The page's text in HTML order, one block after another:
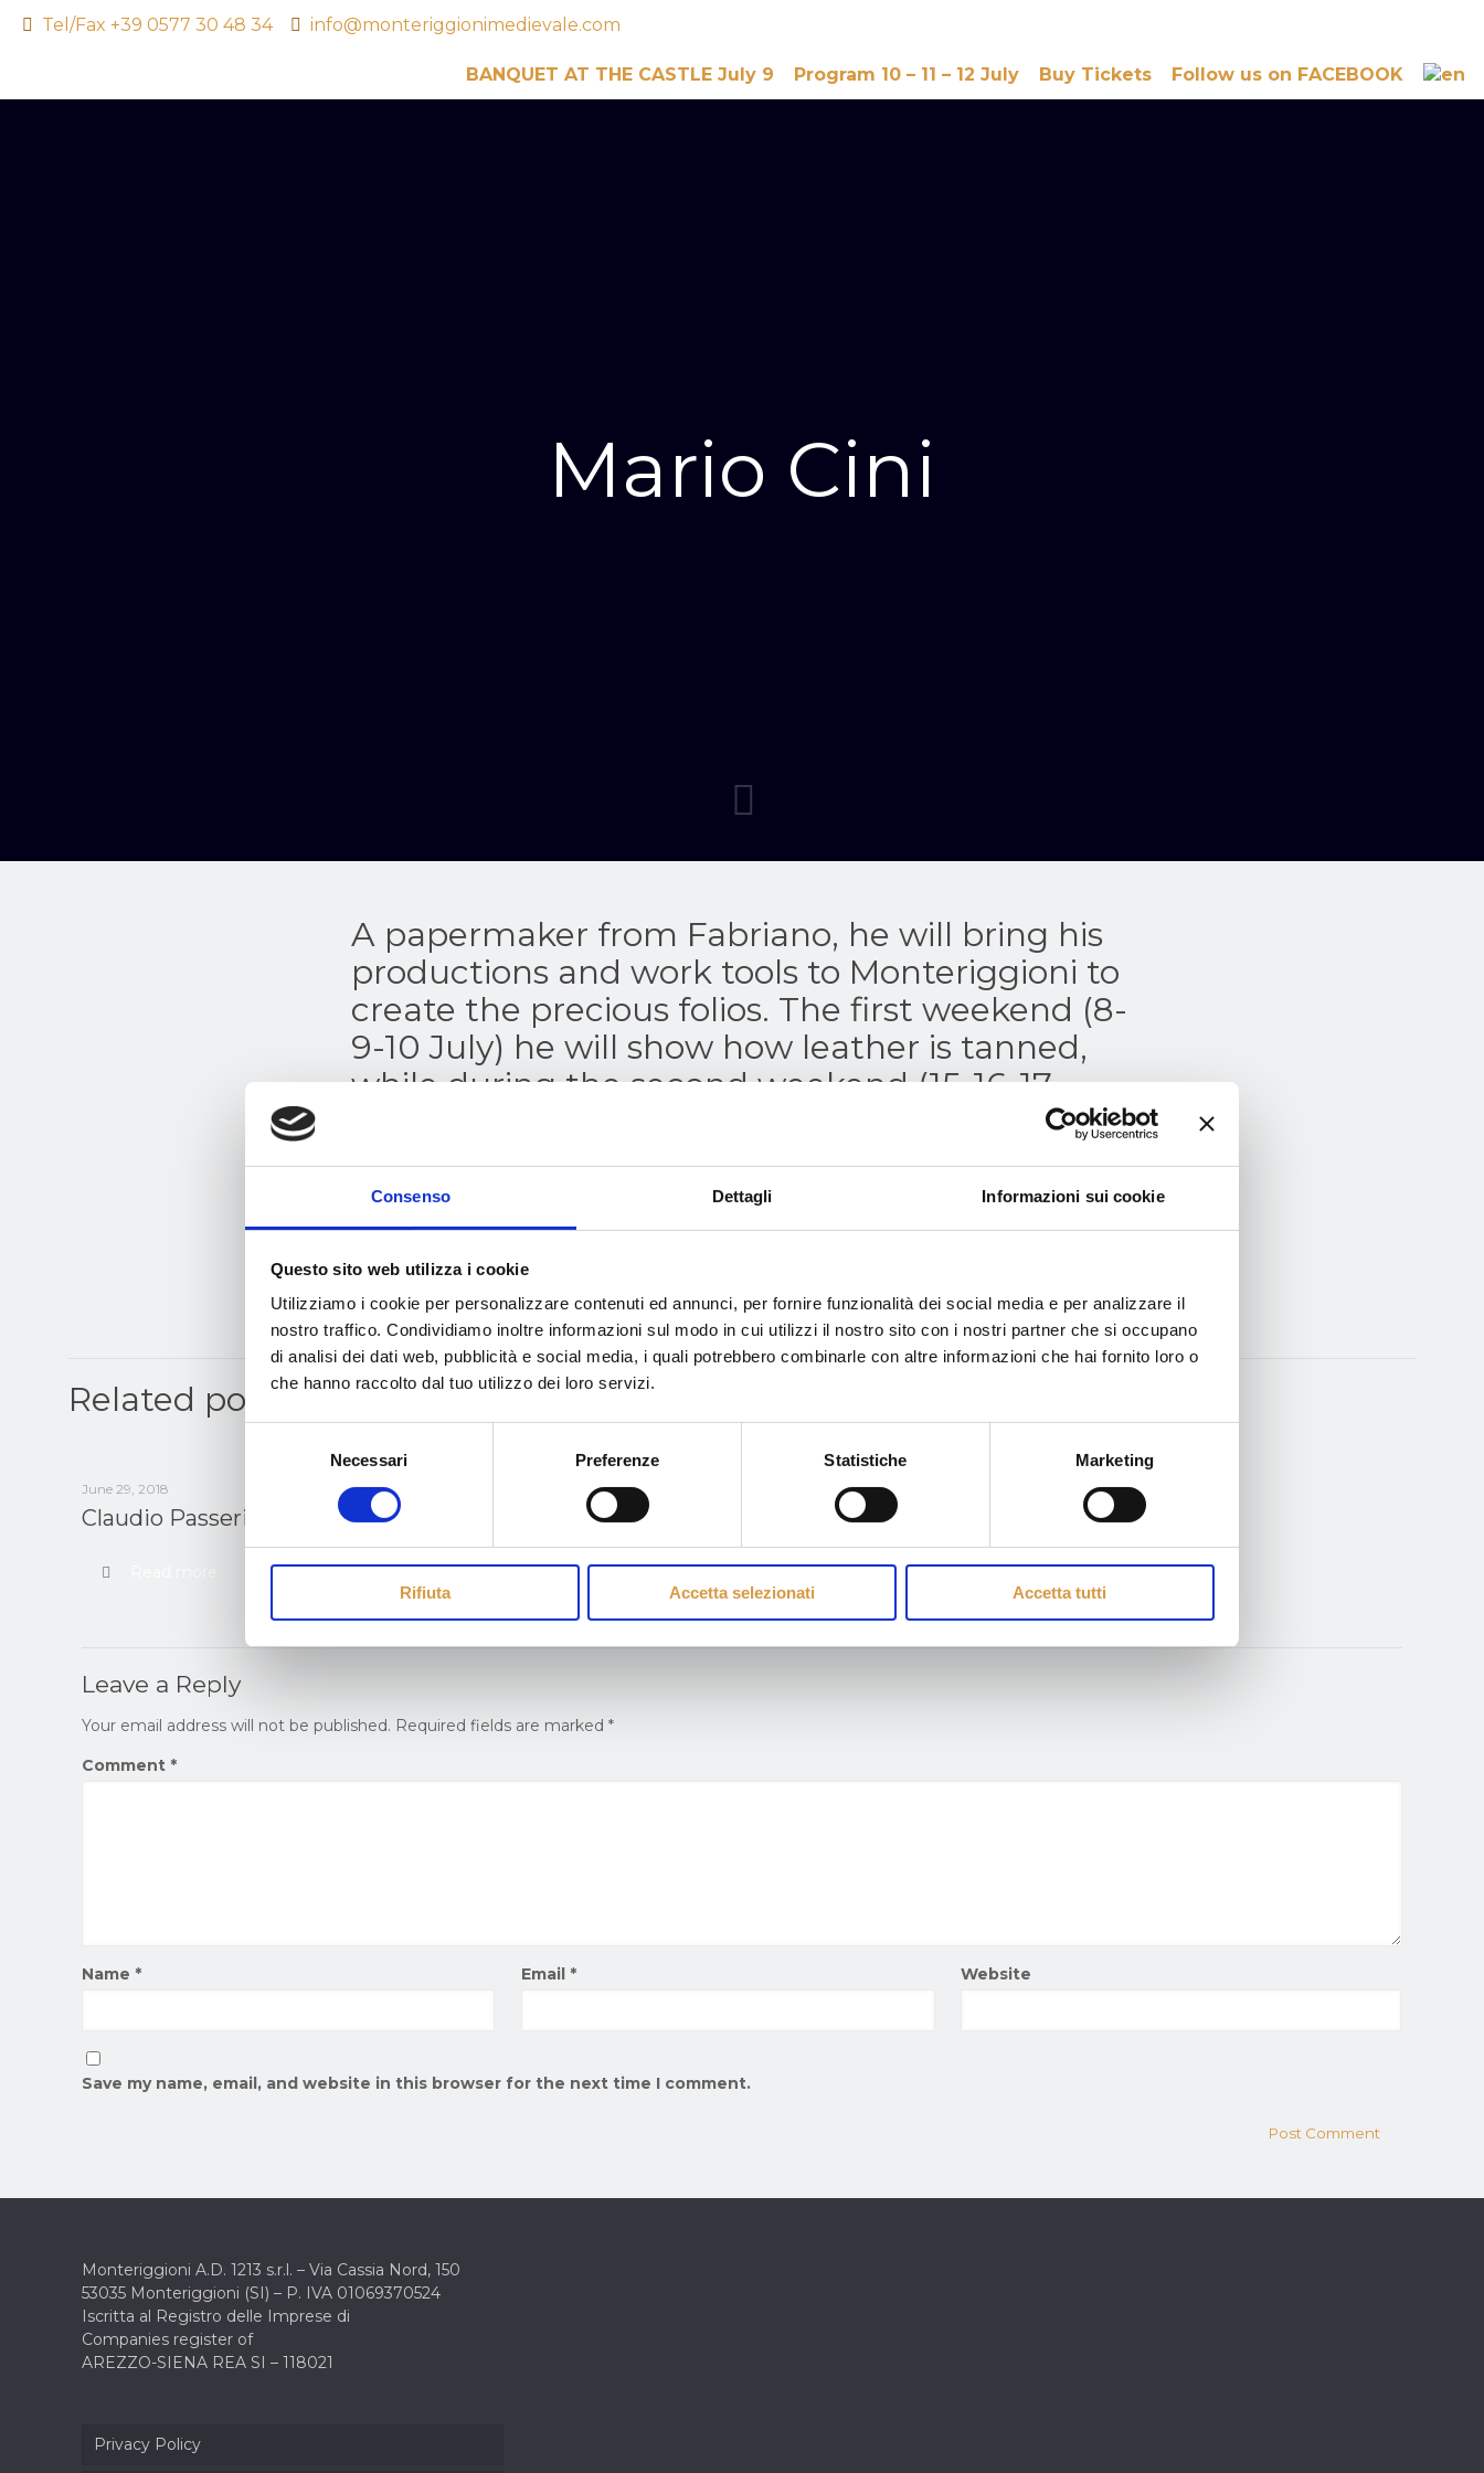
Consenso Dettagli Informazioni sui cookie
Questo sito web utilizza i cookie
Utilizziamo i cookie per personalizzare contenuti ed annunci, per fornire funzionalità dei social media e per analizzare il
nostro traffico. Condividiamo inoltre informazioni sul modo in cui utilizzi il nostro sito con i nostri partner che si occupano
di analisi dei dati web, pubblicità e social media, i quali potrebbero combinarle con altre informazioni che hai fornito loro o
che hanno raccolto dal tuo utilizzo dei loro servizi.
Necessari Preferenze Statistiche Marketing
Rifiuta Accetta selezionati Accetta tutti
Tel/Fax +39 0577 30 48 34 info@monteriggionimedievale.com
BANQUET AT THE CASTLE July 9 Program 10 – 11 – 12 July Buy Tickets Follow us on FACEBOOK
Mario Cini
A papermaker from Fabriano, he will bring his
productions and work tools to Monteriggioni to
create the precious folios. The first weekend (8-
9-10 July) he will show how leather is tanned,
while during the second weekend (15-16-17
July) he will produce sheets of parchment.
Related posts
June 29, 2018
Claudio Passeri – Goldsmith
Leave a Reply
Your email address will not be published. Required fields are marked*
Comment *
Name * Email * Website
Save my name, email, and website in this browser for the next time I comment.
Monteriggioni A.D. 1213 s.r.l. –Via Cassia Nord, 150
53035 Monteriggioni (SI) – P. IVA 01069370524
Iscritta al Registro delle Imprese di
Companies register of
AREZZO-SIENA REA SI – 118021
Privacy Policy